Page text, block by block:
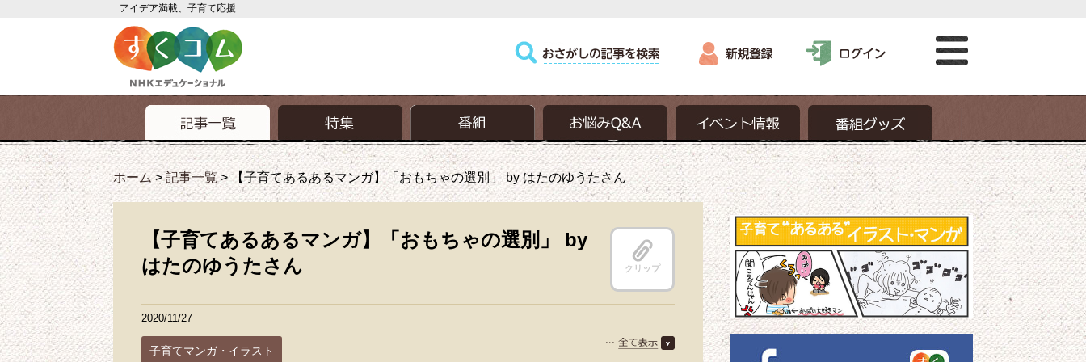
アイデア満載、子育て応援
ホーム>記事一覧>【子育てあるあるマンガ】「おもちゃの選別」 by はたのゆうたさん
【子育てあるあるマンガ】「おもちゃの選別」 by
はたのゆうたさん
クリップ
2020/11/27
子育てマンガ・イラスト